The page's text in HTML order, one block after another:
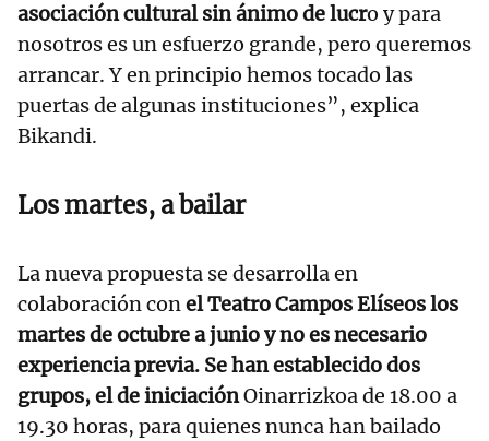
asociación cultural sin ánimo de lucro y para
nosotros es un esfuerzo grande, pero queremos
arrancar. Y en principio hemos tocado las
puertas de algunas instituciones”, explica
Bikandi.
Los martes, a bailar
La nueva propuesta se desarrolla en
colaboración conel Teatro Campos Elíseos los
martes de octubre a junio y no es necesario
experiencia previa. Se han establecido dos
grupos, el de iniciaciónOinarrizkoa de 18.00 a
19.30 horas, para quienes nunca han bailado